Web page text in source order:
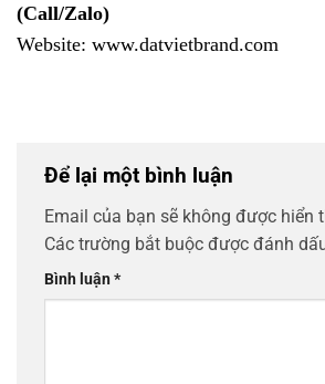
(Call/Zalo)
Website: www.datvietbrand.com
Để lại một bình luận
Email của bạn sẽ không được hiển
Các trường bắt buộc được đánh
Bình luận*